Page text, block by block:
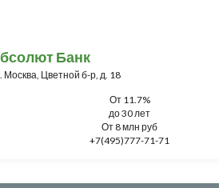
Банк
Москва, Цветной б-р, д. 18
От 11.7%
до 30 лет
От 8 млн руб
+7(495)777-71-71